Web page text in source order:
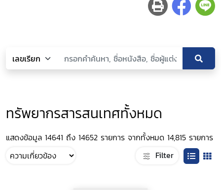
ทรัพยากรสารสนเทศทั้งหมด
แสดงข้อมูล 14641 ถึง 14652 รายการ จากทั้งหมด 14,815 รายการ
Filter